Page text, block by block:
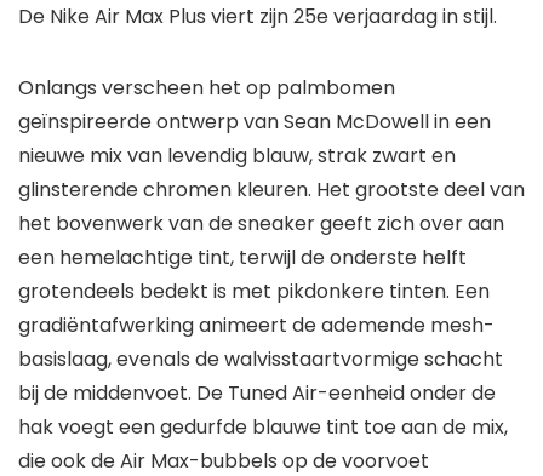
De Nike Air Max Plus viert zijn 25e verjaardag in stijl.
Onlangs verscheen het op palmbomen
geïnspireerde ontwerp van Sean McDowell in een
nieuwe mix van levendig blauw, strak zwart en
glinsterende chromen kleuren. Het grootste deel van
het bovenwerk van de sneaker geeft zich over aan
een hemelachtige tint, terwijl de onderste helft
grotendeels bedekt is met pikdonkere tinten. Een
gradiëntafwerking animeert de ademende mesh-
basislaag, evenals de walvisstaartvormige schacht
bij de middenvoet. De Tuned Air-eenheid onder de
hak voegt een gedurfde blauwe tint toe aan de mix,
die ook de Air Max-bubbels op de voorvoet